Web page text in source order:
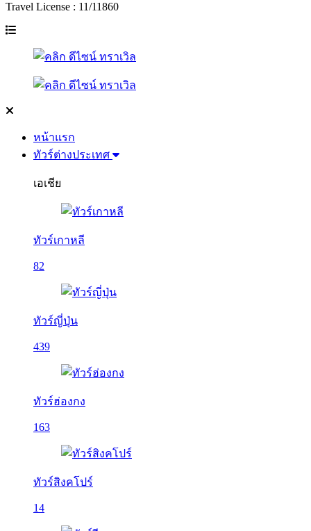
Travel License : 11/11860
หน้าแรก
ทัวร์ต่างประเทศ
เอเชีย
ทัวร์เกาหลี
82
ทัวร์ญี่ปุ่น
439
ทัวร์ฮ่องกง
163
ทัวร์สิงคโปร์
14